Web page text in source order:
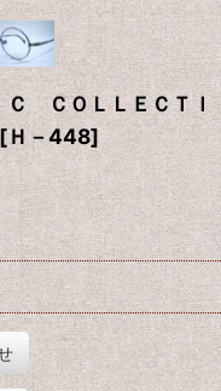
ＣＯＬＬＥＣＴＩ
[Ｈ－448]